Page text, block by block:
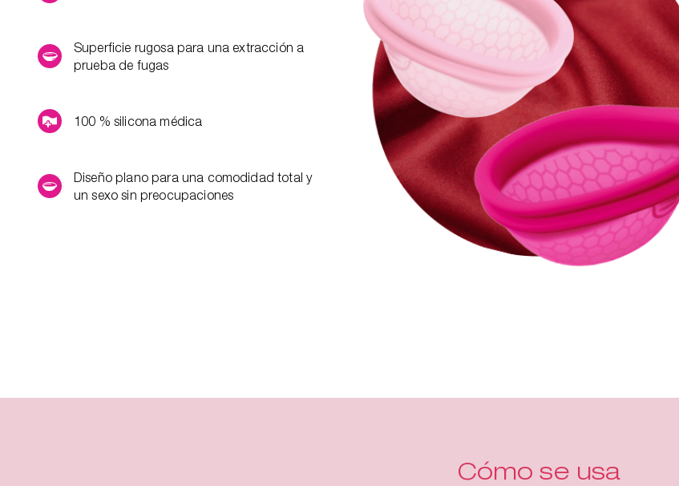
Superficie rugosa para una extracción a
prueba de fugas
100 % silicona médica
Diseño plano para una comodidad total y
un sexo sin preocupaciones
Cómo se usa